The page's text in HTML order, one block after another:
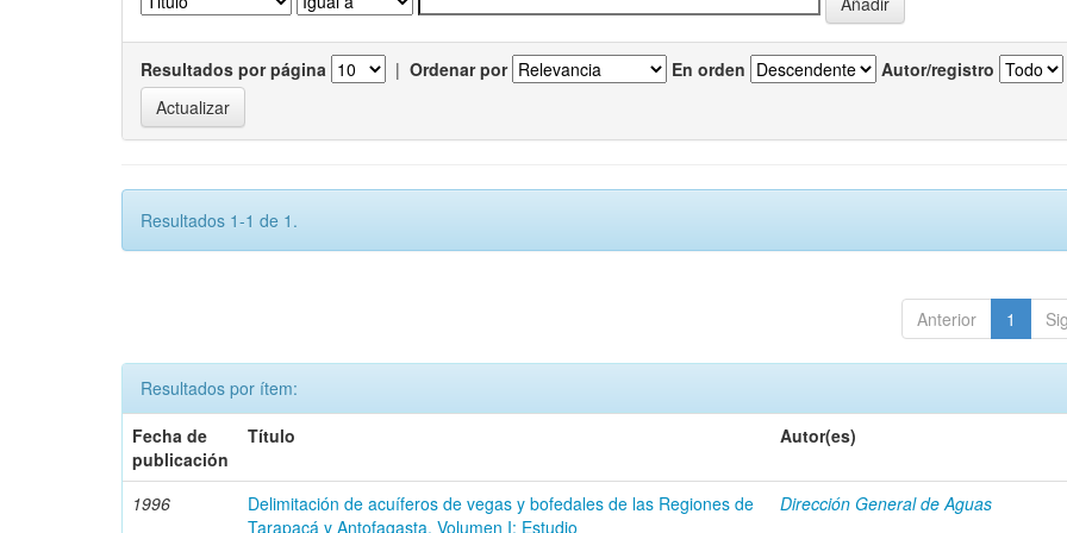
Resultados por página | Ordenar por En orden Autor/registro
Resultados 1-1 de 1.
Anterior 1
Resultados por ítem:
Fecha de
publicación
Título Autor(es)
1996
Delimitación de acuíferos de vegas y bofedales de las Regiones de
Tarapacá y Antofagasta. Volumen I: Estudio
Dirección General de Aguas